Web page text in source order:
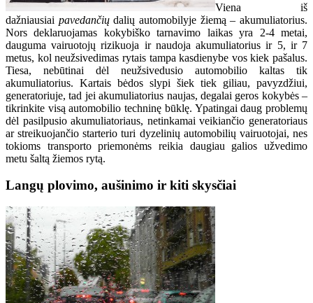
Viena iš
dažniausiai pavedančiųdalių automobilyje žiemą – akumuliatorius.
Nors deklaruojamas kokybiško tarnavimo laikas yra 2-4 metai,
dauguma vairuotojų rizikuoja ir naudoja akumuliatorius ir 5, ir 7
metus, kol neužsivedimas rytais tampa kasdienybe vos kiek pašalus.
Tiesa, nebūtinai dėl neužsivedusio automobilio kaltas tik
akumuliatorius. Kartais bėdos slypi šiek tiek giliau, pavyzdžiui,
generatoriuje, tad jei akumuliatorius naujas, degalai geros kokybės –
tikrinkite visą automobilio techninę būklę. Ypatingai daug problemų
dėl pasilpusio akumuliatoriaus, netinkamai veikiančio generatoriaus
ar streikuojančio starterio turi dyzelinių automobilių vairuotojai, nes
tokioms transporto priemonėms reikia daugiau galios užvedimo
metu šaltą žiemos rytą.
Langų plovimo, aušinimo ir kiti skysčiai